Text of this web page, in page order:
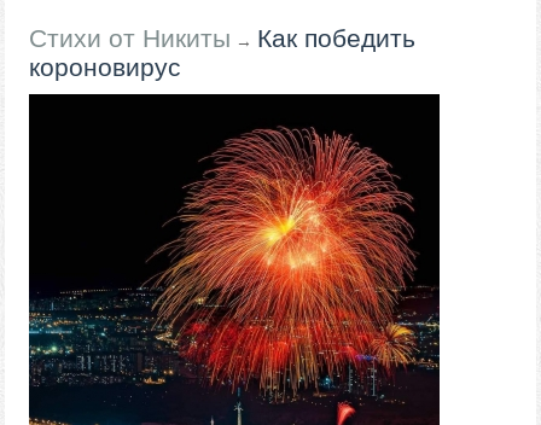
Стихи от Никиты → Как победить
короновирус